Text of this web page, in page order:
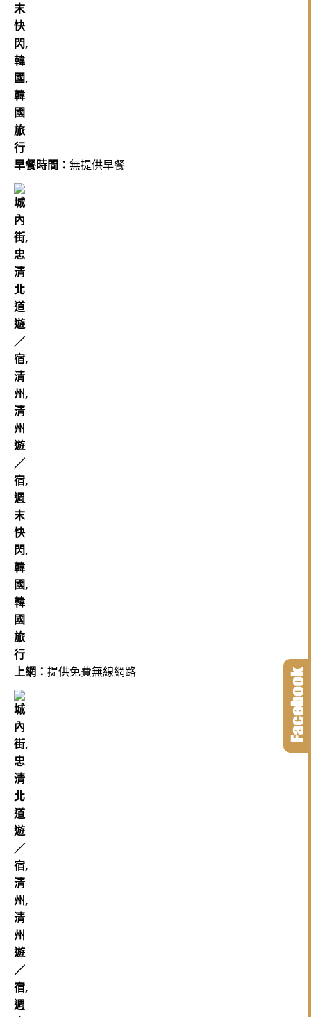
早餐時間： 無提供早餐
上網： 提供免費無線網路